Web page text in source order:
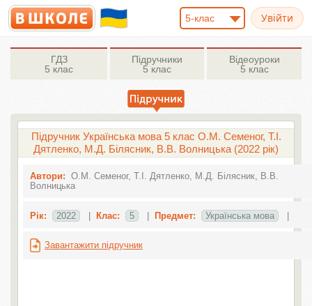
5-клас
ГДЗ
5 клас
Підручники
5 клас
Відеоуроки
5 клас
Підручник Українська мова 5 клас О.М. Семеног, Т.І.
Дятленко, М.Д. Білясник, В.В. Волницька (2022 рік)
Автори: О.М. Семеног, Т.І. Дятленко, М.Д. Білясник, В.В.
Волницька
Рік: 2022 Клас: 5 Предмет: Українська мова
Завантажити підручник